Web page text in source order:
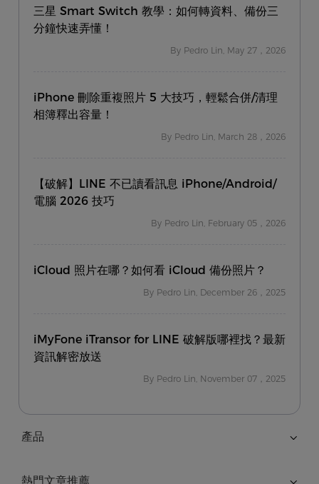
三星 Smart Switch 教學：如何轉資料、備份三
分鐘快速弄懂！
By Pedro Lin, May 27，2026
iPhone 刪除重複照片 5 大技巧，輕鬆合併/清理
相簿釋出容量！
By Pedro Lin, March 28，2026
【破解】LINE 不已讀看訊息 iPhone/Android/
電腦 2026 技巧
By Pedro Lin, February 05，2026
iCloud 照片在哪？如何看 iCloud 備份照片？
By Pedro Lin, December 26，2025
iMyFone iTransor for LINE 破解版哪裡找？最新
資訊解密放送
By Pedro Lin, November 07，2025
產品
熱門文章推薦